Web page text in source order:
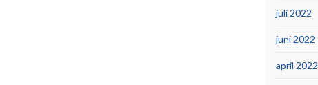
juli 2022
juni 2022
april 2022